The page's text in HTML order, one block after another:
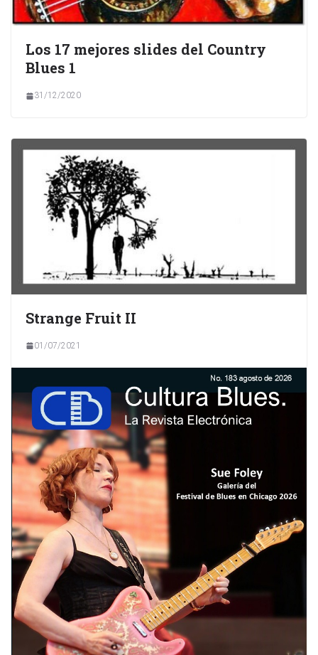
Los 17 mejores slides del Country
Blues 1
31/12/2020
Strange Fruit II
01/07/2021